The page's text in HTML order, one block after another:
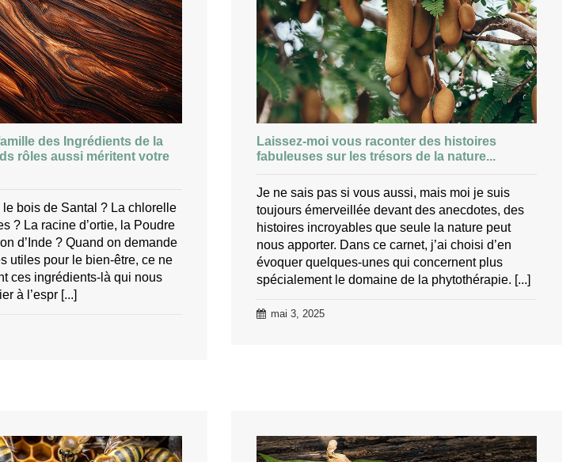
des Ingrédients de la
rôles aussi méritent votre
bois de Santal ? La chlorelle
? La racine d’ortie, la Poudre
d’Inde ? Quand on demande
utiles pour le bien-être, ce ne
ces ingrédients-là qui nous
à l’espr [...]
Laissez-moi vous raconter des histoires
fabuleuses sur les trésors de la nature...
Je ne sais pas si vous aussi, mais moi je suis
toujours émerveillée devant des anecdotes, des
histoires incroyables que seule la nature peut
nous apporter. Dans ce carnet, j’ai choisi d’en
évoquer quelques-unes qui concernent plus
spécialement le domaine de la phytothérapie. [...]
mai 3, 2025